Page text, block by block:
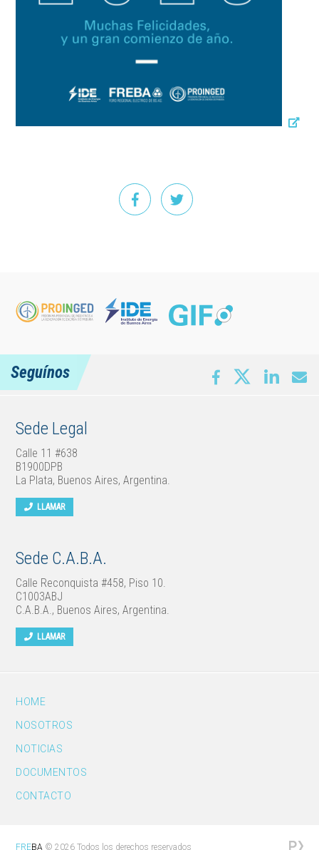
Sede Legal
Calle 11 #638
B1900DPB
La Plata, Buenos Aires, Argentina.
LLAMAR
Sede C.A.B.A.
Calle Reconquista #458, Piso 10.
C1003ABJ
C.A.B.A., Buenos Aires, Argentina.
LLAMAR
Seguínos
HOME
NOSOTROS
NOTICIAS
DOCUMENTOS
CONTACTO
FREBA © 2026 Todos los derechos reservados